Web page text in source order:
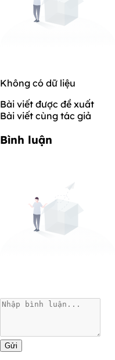
Không có dữ liệu
Bài viết được đề xuất
Bài viết cùng tác giả
Bình luận
Gửi